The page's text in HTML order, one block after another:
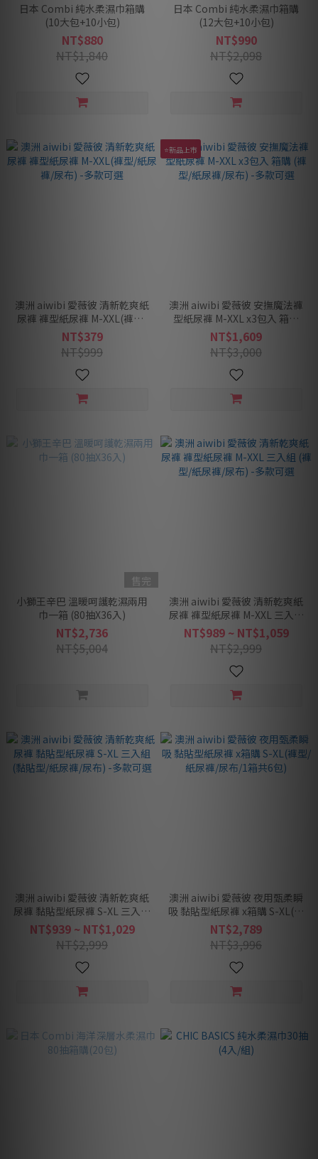
日本 Combi 純水柔濕巾箱購
(10大包+10小包)
NT$880
NT$1,840
日本 Combi 純水柔濕巾箱購
(12大包+10小包)
NT$990
NT$2,098
澳洲 aiwibi 愛薇彼 清新乾爽紙
尿褲 褲型紙尿褲 M-XXL(褲型/
紙尿褲/尿布) -多款可選
NT$379
NT$999
⭐新品上市
澳洲 aiwibi 愛薇彼 安撫魔法褲
型紙尿褲 M-XXL x3包入 箱購
(褲型/紙尿褲/尿布) -多款可選
NT$1,609
NT$3,000
售完
小獅王辛巴 溫暖呵護乾濕兩用
巾一箱 (80抽X36入)
NT$2,736
NT$5,004
澳洲 aiwibi 愛薇彼 清新乾爽紙
尿褲 褲型紙尿褲 M-XXL 三入組
(褲型/紙尿褲/尿布) -多款可選
NT$989 ~ NT$1,059
NT$2,999
澳洲 aiwibi 愛薇彼 清新乾爽紙
尿褲 黏貼型紙尿褲 S-XL 三入組
(黏貼型/紙尿褲/尿布) -多款可
選
NT$939 ~ NT$1,029
NT$2,999
澳洲 aiwibi 愛薇彼 夜用甄柔瞬
吸 黏貼型紙尿褲 x箱購 S-XL(褲
型/紙尿褲/尿布/1箱共6包)
NT$2,789
NT$3,996